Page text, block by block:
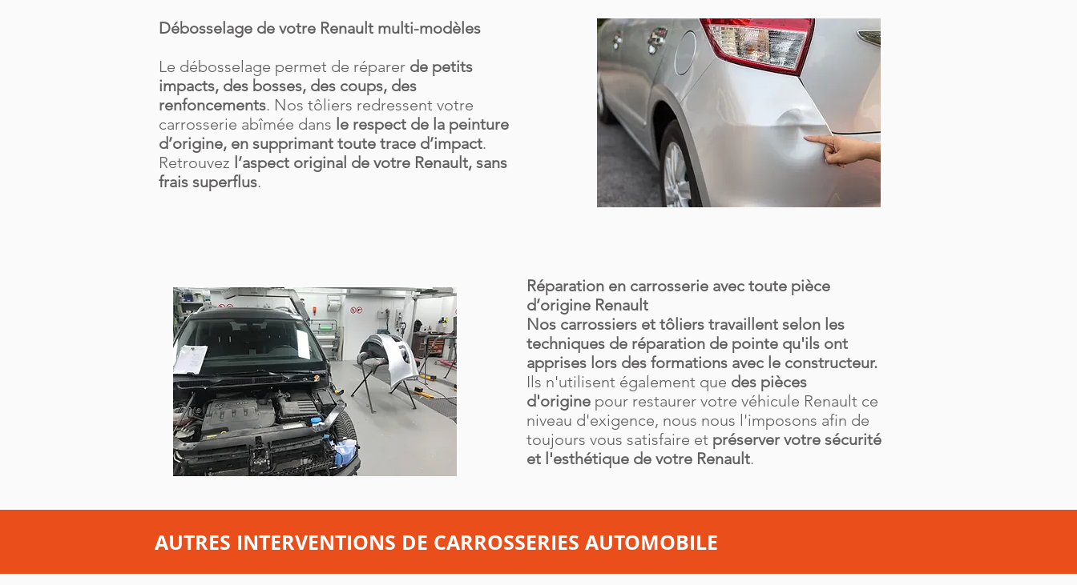
Débosselage de votre Renault multi-modèles
Le débosselage permet de réparer de petits
impacts, des bosses, des coups, des
renfoncements. Nos tôliers redressent votre
carrosserie abîmée dans le respect de la peinture
d’origine, en supprimant toute trace d’impact.
Retrouvez l’aspect original de votre Renault, sans
frais superflus.
Réparation en carrosserie avec toute pièce
d’origine Renault
Nos carrossiers et tôliers travaillent selon les
techniques de réparation de pointe qu'ils ont
apprises lors des formations avec le constructeur.
Ils n'utilisent également que des pièces
d'origine pour restaurer votre véhicule Renault ce
niveau d'exigence, nous nous l'imposons afin de
toujours vous satisfaire et préserver votre sécurité
et l'esthétique de votre Renault.
AUTRES INTERVENTIONS DE CARROSSERIES AUTOMOBILE